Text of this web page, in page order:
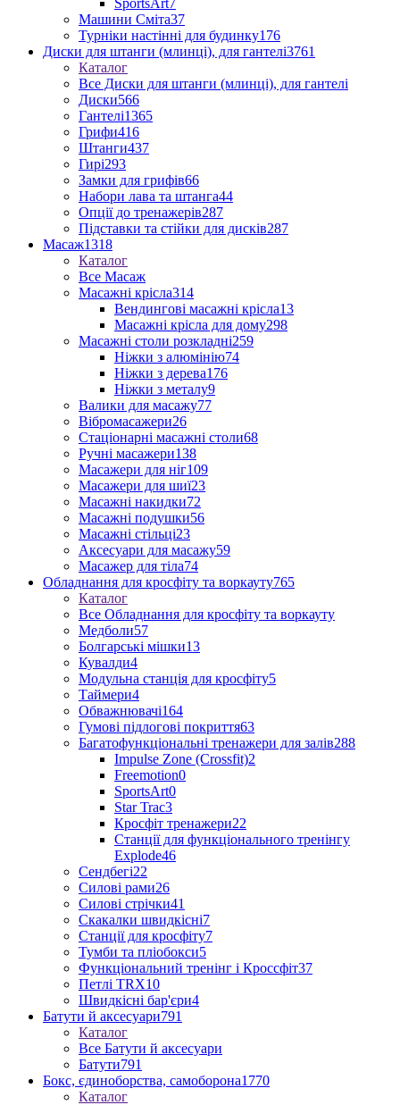
SportsArt7
Машини Сміта37
Турніки настінні для будинку176
Диски для штанги (млинці), для гантелі3761
Каталог
Все Диски для штанги (млинці), для гантелі
Диски566
Гантелі1365
Грифи416
Штанги437
Гирі293
Замки для грифів66
Набори лава та штанга44
Опції до тренажерів287
Підставки та стійки для дисків287
Масаж1318
Каталог
Все Масаж
Масажні крісла314
Вендингові масажні крісла13
Масажні крісла для дому298
Масажні столи розкладні259
Ніжки з алюмінію74
Ніжки з дерева176
Ніжки з металу9
Валики для масажу77
Вібромасажери26
Стаціонарні масажні столи68
Ручні масажери138
Масажери для ніг109
Масажери для шиї23
Масажні накидки72
Масажні подушки56
Масажні стільці23
Аксесуари для масажу59
Масажер для тіла74
Обладнання для кросфіту та воркауту765
Каталог
Все Обладнання для кросфіту та воркауту
Медболи57
Болгарські мішки13
Кувалди4
Модульна станція для кросфіту5
Таймери4
Обважнювачі164
Гумові підлогові покриття63
Багатофункціональні тренажери для залів288
Impulse Zone (Crossfit)2
Freemotion0
SportsArt0
Star Trac3
Кросфіт тренажери22
Станції для функціонального тренінгу
Explode46
Сендбегі22
Силові рами26
Силові стрічки41
Скакалки швидкісні7
Станції для кросфіту7
Тумби та пліобокси5
Функціональний тренінг і Кроссфіт37
Петлі TRX10
Швидкісні бар'єри4
Батути й аксесуари791
Каталог
Все Батути й аксесуари
Батути791
Бокс, єдиноборства, самоборона1770
Каталог